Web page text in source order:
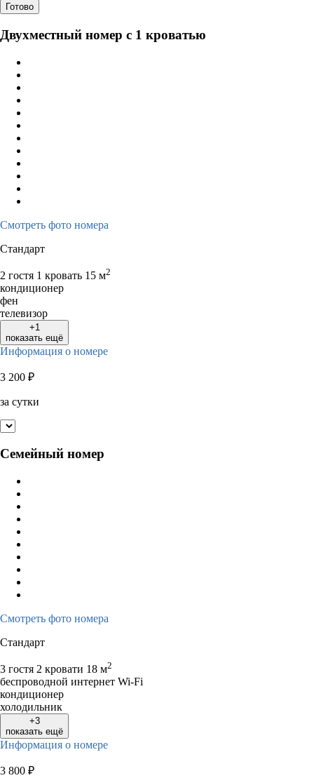
Готово
Двухместный номер с 1 кроватью
Смотреть фото номера
Стандарт
2 гостя 1 кровать 15 м2
кондиционер
фен
телевизор
+1
показать ещё
Информация о номере
3 200 ₽
за сутки
Семейный номер
Смотреть фото номера
Стандарт
3 гостя 2 кровати 18 м2
беспроводной интернет Wi-Fi
кондиционер
холодильник
+3
показать ещё
Информация о номере
3 800 ₽